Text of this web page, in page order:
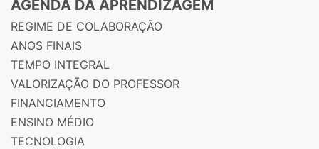
AGENDA DA APRENDIZAGEM
REGIME DE COLABORAÇÃO
ANOS FINAIS
TEMPO INTEGRAL
VALORIZAÇÃO DO PROFESSOR
FINANCIAMENTO
ENSINO MÉDIO
TECNOLOGIA